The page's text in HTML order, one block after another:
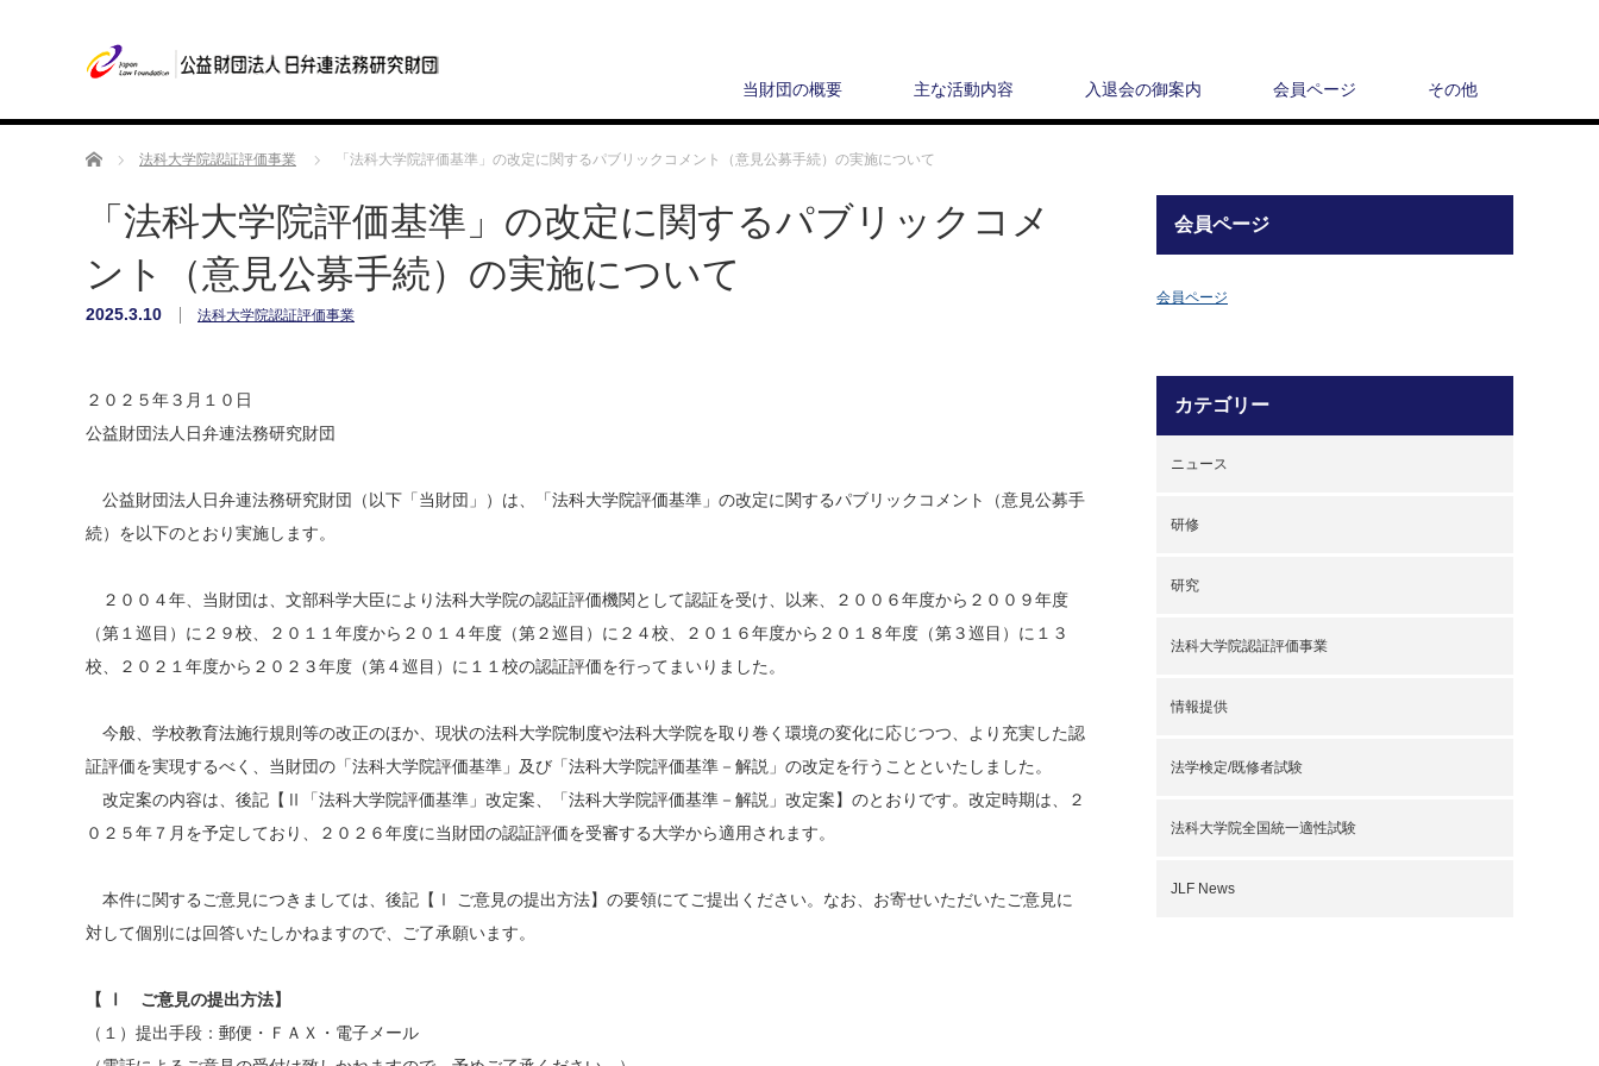
当財団の概要 主な活動内容 入退会の御案内 会員ページ その他
ホーム 法科大学院認証評価事業 「法科大学院評価基準」の改定に関するパブリックコメント（意見公募手続）の実施について
「法科大学院評価基準」の改定に関するパブリックコメ
ント（意見公募手続）の実施について
2025.3.10 法科大学院認証評価事業
２０２５年３月１０日
公益財団法人日弁連法務研究財団
公益財団法人日弁連法務研究財団（以下「当財団」）は、「法科大学院評価基準」の改定に関するパブリックコメント（意見公募手
続）を以下のとおり実施します。
２００４年、当財団は、文部科学大臣により法科大学院の認証評価機関として認証を受け、以来、２００６年度から２００９年度
（第１巡目）に２９校、２０１１年度から２０１４年度（第２巡目）に２４校、２０１６年度から２０１８年度（第３巡目）に１３
校、２０２１年度から２０２３年度（第４巡目）に１１校の認証評価を行ってまいりました。
今般、学校教育法施行規則等の改正のほか、現状の法科大学院制度や法科大学院を取り巻く環境の変化に応じつつ、より充実した認
証評価を実現するべく、当財団の「法科大学院評価基準」及び「法科大学院評価基準－解説」の改定を行うことといたしました。
改定案の内容は、後記【Ⅱ「法科大学院評価基準」改定案、「法科大学院評価基準－解説」改定案】のとおりです。改定時期は、２
０２５年７月を予定しており、２０２６年度に当財団の認証評価を受審する大学から適用されます。
本件に関するご意見につきましては、後記【Ⅰ ご意見の提出方法】の要領にてご提出ください。なお、お寄せいただいたご意見に
対して個別には回答いたしかねますので、ご了承願います。
【 Ⅰ ご意見の提出方法】
（１）提出手段：郵便・ＦＡＸ・電子メール
会員ページ
会員ページ
カテゴリー
ニュース
研修
研究
法科大学院認証評価事業
情報提供
法学検定/既修者試験
法科大学院全国統一適性試験
JLF News